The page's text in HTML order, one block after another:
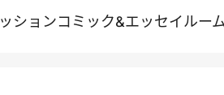
ションコミック&エッセイルー